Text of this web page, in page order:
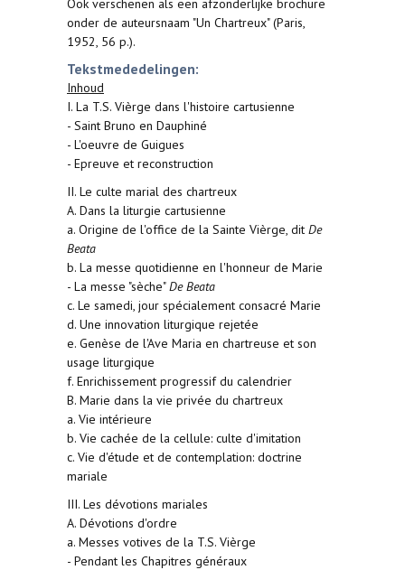
Ook verschenen als een afzonderlijke brochure
onder de auteursnaam "Un Chartreux" (Paris,
1952, 56 p.).
Tekstmededelingen:
Inhoud
I. La T.S. Vièrge dans l'histoire cartusienne
- Saint Bruno en Dauphiné
- L'oeuvre de Guigues
- Epreuve et reconstruction
II. Le culte marial des chartreux
A. Dans la liturgie cartusienne
a. Origine de l'office de la Sainte Vièrge, dit De
Beata
b. La messe quotidienne en l'honneur de Marie
- La messe "sèche"De Beata
c. Le samedi, jour spécialement consacré Marie
d. Une innovation liturgique rejetée
e. Genèse de l'Ave Maria en chartreuse et son
usage liturgique
f. Enrichissement progressif du calendrier
B. Marie dans la vie privée du chartreux
a. Vie intérieure
b. Vie cachée de la cellule: culte d'imitation
c. Vie d'étude et de contemplation: doctrine
mariale
III. Les dévotions mariales
A. Dévotions d'ordre
a. Messes votives de la T.S. Vièrge
- Pendant les Chapitres généraux